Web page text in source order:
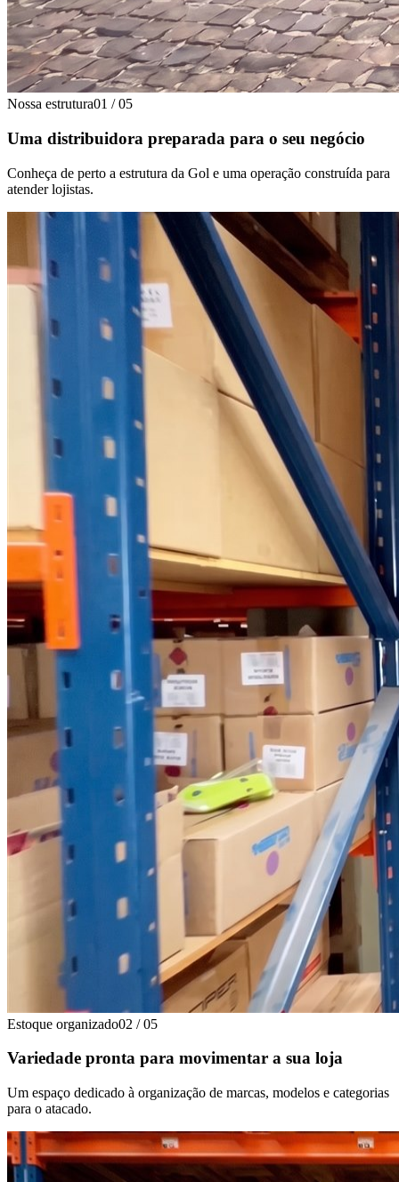
Nossa estrutura01 / 05
Uma distribuidora preparada para o seu negócio
Conheça de perto a estrutura da Gol e uma operação construída para
atender lojistas.
Estoque organizado02 / 05
Variedade pronta para movimentar a sua loja
Um espaço dedicado à organização de marcas, modelos e categorias
para o atacado.